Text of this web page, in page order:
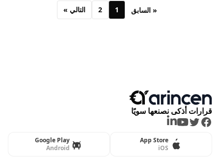
« السابق 1
2 التالي »
قرارات أذكى نصنعها سويًا
Facebook
Twitter
Youtube
LinkedIn
App Store
iOS
Google Play
Android